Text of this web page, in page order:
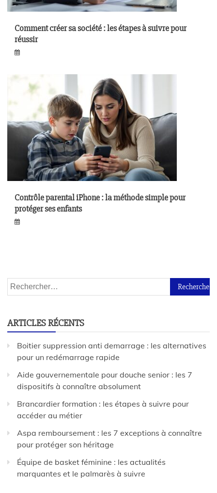
Comment créer sa société : les étapes à suivre pour
réussir
Contrôle parental iPhone : la méthode simple pour
protéger ses enfants
ARTICLES RÉCENTS
Boitier suppression anti demarrage : les alternatives
pour un redémarrage rapide
Aide gouvernementale pour douche senior : les 7
dispositifs à connaître absolument
Brancardier formation : les étapes à suivre pour
accéder au métier
Aspa remboursement : les 7 exceptions à connaître
pour protéger son héritage
Équipe de basket féminine : les actualités
marquantes et le palmarès à suivre